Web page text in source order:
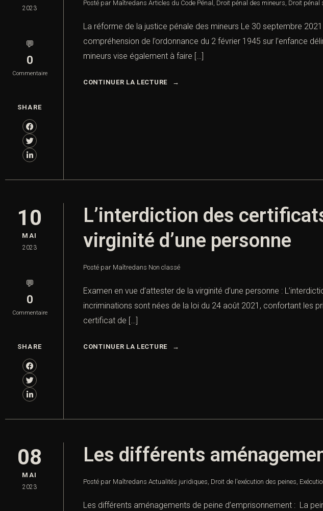
2023
💬
0
Commentaire
SHARE
Posté par Maîtredans Articles du Code Pénal , Droit pénal des mineurs, Droit pénal
La réforme de la justice pénale des mineurs Le 30 septembre
compréhension de l’ordonnance du 2 février 1945 sur l’enfance
mineurs vise également à faire […]
CONTINUER LA LECTURE
10
MAI
2023
💬
0
Commentaire
SHARE
L’interdiction des
virginité d’une personne
Posté par Maîtredans Non classé
Examen en vue d’attester de la virginité d’une personne :
incriminations sont nées de la loi du 24 août 2021, confortant les
certificat de […]
CONTINUER LA LECTURE
08
MAI
2023
Les différents
Posté par Maîtredans Actualités juridiques, Droit de l'exécution des peines,
Les différents aménagements de peine d’emprisonnement : La